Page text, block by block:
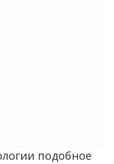
подобное